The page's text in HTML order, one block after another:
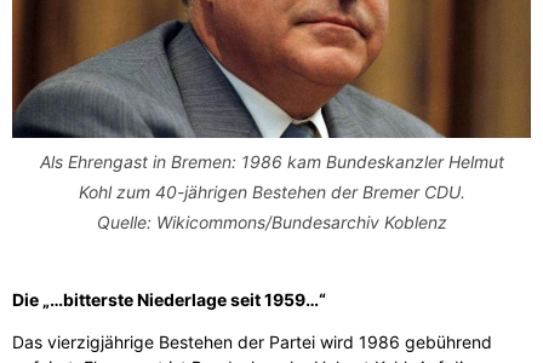
Als Ehrengast in Bremen: 1986 kam Bundeskanzler Helmut
Kohl zum 40-jährigen Bestehen der Bremer CDU.
Quelle: Wikicommons/Bundesarchiv Koblenz
Die „…bitterste Niederlage seit 1959…“
Das vierzigjährige Bestehen der Partei wird 1986 gebührend